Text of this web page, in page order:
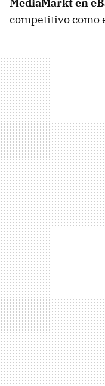
MediaMarkt en
competitivo como